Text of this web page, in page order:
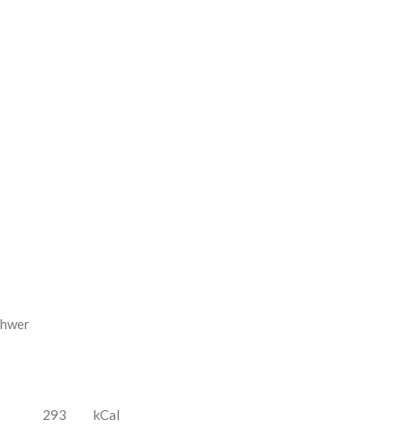
293
kCal